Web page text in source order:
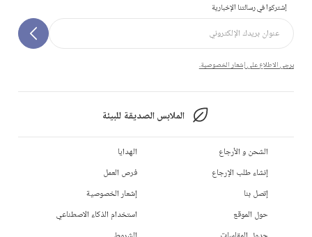
إشتركوا في رسالتنا الإخبارية
يرجى الاطلاع على إشعار الخصوصية.
الملابس الصديقة للبيئة
الشحن و الأرجاع
إنشاء طلب الإرجاع
إتصل بنا
حول الموقع
الهدايا
فرص العمل
إشعار الخصوصية
استخدام الذكاء الاصطناعي